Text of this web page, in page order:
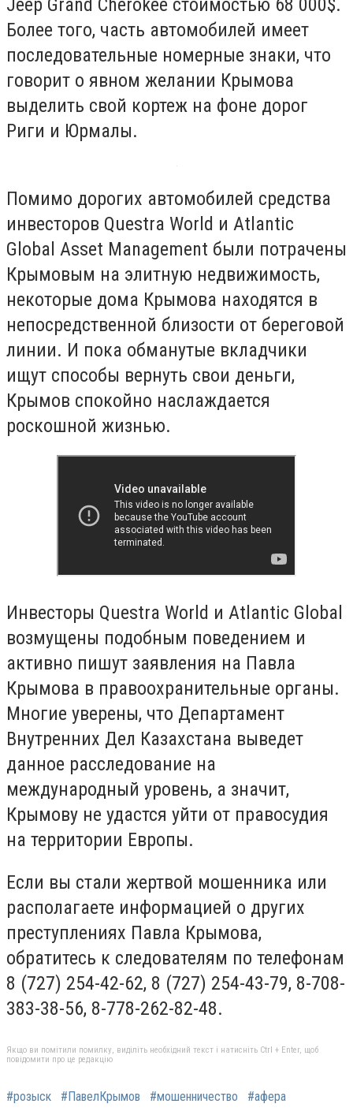
Jeep Grand Cherokee стоимостью 68 000$.
Более того, часть автомобилей имеет
последовательные номерные знаки, что
говорит о явном желании Крымова
выделить свой кортеж на фоне дорог
Риги и Юрмалы.
Помимо дорогих автомобилей средства
инвесторов Questra World и Atlantic
Global Asset Management были потрачены
Крымовым на элитную недвижимость,
некоторые дома Крымова находятся в
непосредственной близости от береговой
линии. И пока обманутые вкладчики
ищут способы вернуть свои деньги,
Крымов спокойно наслаждается
роскошной жизнью.
Инвесторы Questra World и Atlantic Global
возмущены подобным поведением и
активно пишут заявления на Павла
Крымова в правоохранительные органы.
Многие уверены, что Департамент
Внутренних Дел Казахстана выведет
данное расследование на
международный уровень, а значит,
Крымову не удастся уйти от правосудия
на территории Европы.
Если вы стали жертвой мошенника или
располагаете информацией о других
преступлениях Павла Крымова,
обратитесь к следователям по телефонам
8 (727) 254-42-62, 8 (727) 254-43-79, 8-708-
383-38-56, 8-778-262-82-48.
Якщо ви помітили помилку, виділіть необхідний текст і натисніть Ctrl + Enter, щоб
повідомити про це редакцію
#розыск #ПавелКрымов #мошенничество #афера